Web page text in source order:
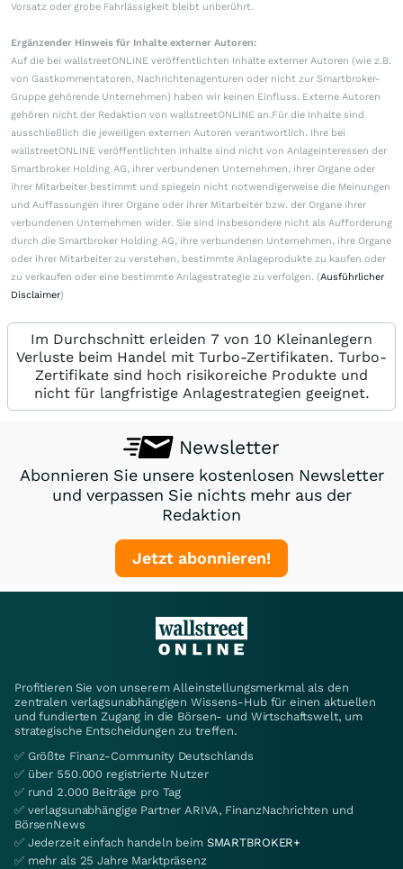
Vorsatz oder grobe Fahrlässigkeit bleibt unberührt.
Ergänzender Hinweis für Inhalte externer Autoren:
Auf die bei wallstreetONLINE veröffentlichten Inhalte externer Autoren (wie z.B.
von Gastkommentatoren, Nachrichtenagenturen oder nicht zur Smartbroker-
Gruppe gehörende Unternehmen) haben wir keinen Einfluss. Externe Autoren
gehören nicht der Redaktion von wallstreetONLINE an.Für die Inhalte sind
ausschließlich die jeweiligen externen Autoren verantwortlich. Ihre bei
wallstreetONLINE veröffentlichten Inhalte sind nicht von Anlageinteressen der
Smartbroker Holding AG, ihrer verbundenen Unternehmen, ihrer Organe oder
ihrer Mitarbeiter bestimmt und spiegeln nicht notwendigerweise die Meinungen
und Auffassungen ihrer Organe oder ihrer Mitarbeiter bzw. der Organe ihrer
verbundenen Unternehmen wider. Sie sind insbesondere nicht als Aufforderung
durch die Smartbroker Holding AG, ihre verbundenen Unternehmen, ihre Organe
oder ihrer Mitarbeiter zu verstehen, bestimmte Anlageprodukte zu kaufen oder
zu verkaufen oder eine bestimmte Anlagestrategie zu verfolgen. (Ausführlicher
Disclaimer)
Im Durchschnitt erleiden 7 von 10 Kleinanlegern
Verluste beim Handel mit Turbo-Zertifikaten. Turbo-
Zertifikate sind hoch risikoreiche Produkte und
nicht für langfristige Anlagestrategien geeignet.
Newsletter
Abonnieren Sie unsere kostenlosen Newsletter
und verpassen Sie nichts mehr aus der
Redaktion
Jetzt abonnieren!
Profitieren Sie von unserem Alleinstellungsmerkmal als den
zentralen verlagsunabhängigen Wissens-Hub für einen aktuellen
und fundierten Zugang in die Börsen- und Wirtschaftswelt, um
strategische Entscheidungen zu treffen.
✅ Größte Finanz-Community Deutschlands
✅ über 550.000 registrierte Nutzer
✅ rund 2.000 Beiträge pro Tag
✅ verlagsunabhängige Partner ARIVA, FinanzNachrichten und
BörsenNews
✅ Jederzeit einfach handeln beim SMARTBROKER+
✅ mehr als 25 Jahre Marktpräsenz